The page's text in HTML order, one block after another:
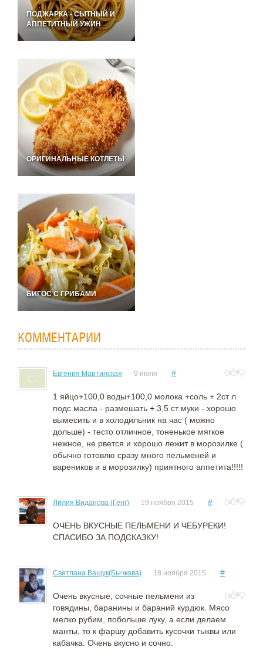
ПОДЖАРКА - СЫТНЫЙ И
АППЕТИТНЫЙ УЖИН
ОРИГИНАЛЬНЫЕ КОТЛЕТЫ
БИГОС С ГРИБАМИ
КОММЕНТАРИИ
Евгения Мартинская 9 июля # 0
1 яйцо+100,0 воды+100,0 молока +соль + 2ст л
подс масла - размешать + 3,5 ст муки - хорошо
вымесить и в холодильник на час ( можно
дольше) - тесто отличное, тоненькое мягкое
нежное, не рвется и хорошо лежит в морозилке (
обычно готовлю сразу много пельменей и
вареников и в морозилку) приятного аппетита!!!!!
Лилия Виданова (Генг) 19 ноября 2015 # 0
ОЧЕНЬ ВКУСНЫЕ ПЕЛЬМЕНИ И ЧЕБУРЕКИ!
СПАСИБО ЗА ПОДСКАЗКУ!
Светлана Ващук(Бычкова) 18 ноября 2015 #
0
Очень вкусные, сочные пельмени из
говядины, баранины и бараний курдюк. Мясо
мелко рубим, побольше луку, а если делаем
манты, то к фаршу добавить кусочки тыквы или
кабачка. Очень вкусно и сочно.